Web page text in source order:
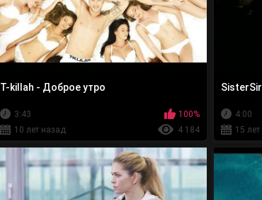
T-killah - Доброе утро
3:43
100%
10 лет назад
4 184
4:00
15